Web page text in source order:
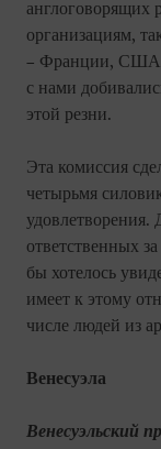
англоговорящих
организациям,
– Франции, США,
с нами
этой резни.
Эта комиссия
четырьмя
удовлетворения.
ответственных
бы хотелось
имеет к этому
числе людей из
Венесуэла
Венесуэльский